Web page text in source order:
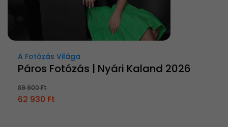
A Fotózás Világa
Páros Fotózás | Nyári Kaland 2026
89 900 Ft
62 930 Ft